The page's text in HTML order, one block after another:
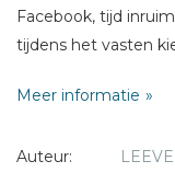
Facebook, tijd
tijdens het vasten
Dat klinkt als een
Het boek VASTEN
Meer informatie
Auteur: